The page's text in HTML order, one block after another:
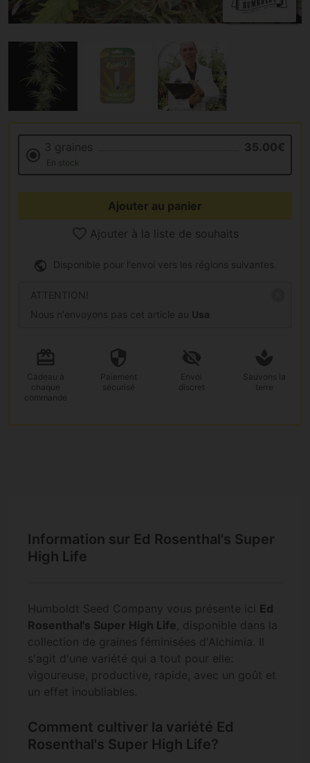
3 graines 35.00€
En stock
Ajouter au panier
Ajouter à la liste de souhaits
Disponible pour l'envoi vers les régions suivantes.
ATTENTION!
Nous n'envoyons pas cet article au Usa
Cadeau à
chaque
commande
Paiement
sécurisé
Envoi
discret
Sauvons la
terre
Information sur Ed Rosenthal's Super
High Life
Humboldt Seed Company vous présente ici Ed
Rosenthal's Super High Life, disponible dans la
collection de graines féminisées d'Alchimia. Il
s'agit d'une variété qui a tout pour elle:
vigoureuse, productive, rapide, avec un goût et
un effet inoubliables.
Comment cultiver la variété Ed
Rosenthal's Super High Life?